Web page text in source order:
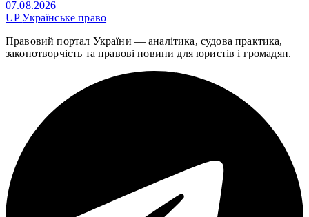
07.08.2026
UPУкраїнське право
Правовий портал України — аналітика, судова практика,
законотворчість та правові новини для юристів і громадян.